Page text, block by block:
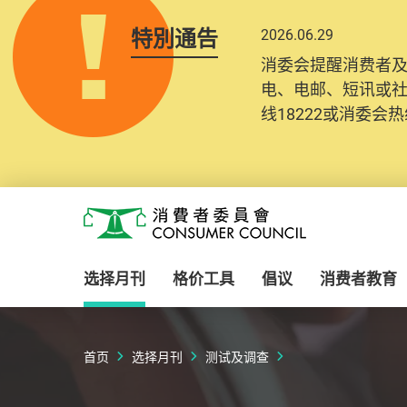
特別通告 2026.06.29
消委会提醒消费者
电、电邮、短讯或
线18222或消委会
消费者委员会
选择月刊 格价工具 倡议 消费者教育
首页 选择月刊 测试及调查